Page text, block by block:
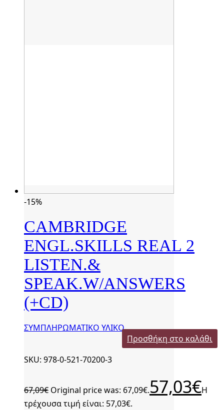
-15%
CAMBRIDGE
ENGL.SKILLS REAL 2
LISTEN.&
SPEAK.W/ANSWERS
(+CD)
ΣΥΜΠΛΗΡΩΜΑΤΙΚΟ ΥΛΙΚΟ
Προσθήκη στο καλάθι
SKU: 978-0-521-70200-3
67,09€ Original price was: 67,09€.57,03€Η
τρέχουσα τιμή είναι: 57,03€.